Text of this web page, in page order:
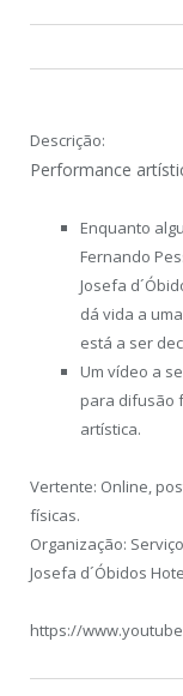
Descrição:
Performance
Enquanto
Fernando
Josefa
dá vida a
está a ser
Um vídeo a
para difusão
artística.
Vertente: Online,
físicas.
Organização:
Josefa d´Óbidos
https://